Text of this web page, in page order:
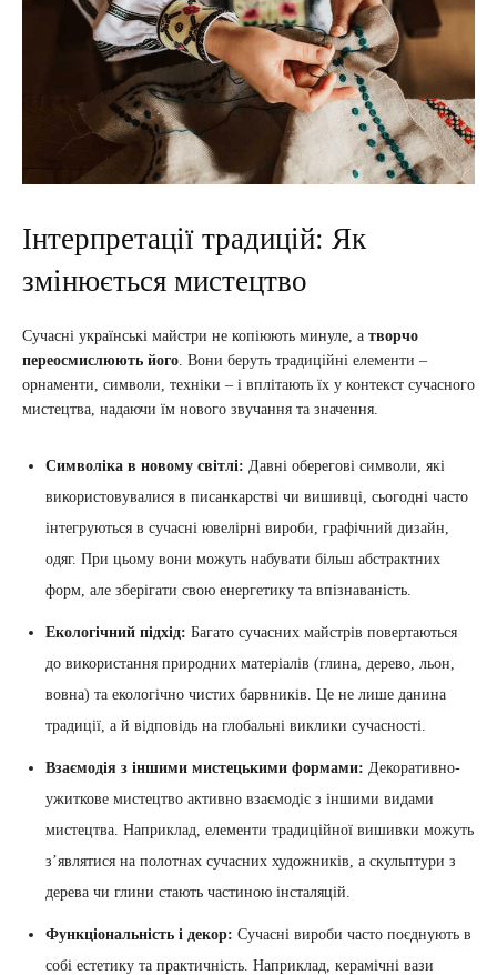
Інтерпретації традицій: Як
змінюється мистецтво
Сучасні українські майстри не копіюють минуле, а творчо
переосмислюють його . Вони беруть традиційні елементи –
орнаменти, символи, техніки – і вплітають їх у контекст сучасного
мистецтва, надаючи їм нового звучання та значення.
Символіка в новому світлі: Давні оберегові символи, які
використовувалися в писанкарстві чи вишивці, сьогодні часто
інтегруються в сучасні ювелірні вироби, графічний дизайн,
одяг. При цьому вони можуть набувати більш абстрактних
форм, але зберігати свою енергетику та впізнаваність.
Екологічний підхід: Багато сучасних майстрів повертаються
до використання природних матеріалів (глина, дерево, льон,
вовна) та екологічно чистих барвників. Це не лише данина
традиції, а й відповідь на глобальні виклики сучасності.
Взаємодія з іншими мистецькими формами: Декоративно-
ужиткове мистецтво активно взаємодіє з іншими видами
мистецтва. Наприклад, елементи традиційної вишивки можуть
з’являтися на полотнах сучасних художників, а скульптури з
дерева чи глини стають частиною інсталяцій.
Функціональність і декор: Сучасні вироби часто поєднують в
собі естетику та практичність. Наприклад, керамічні вази